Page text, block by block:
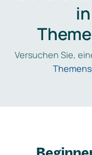
Versuchen Sie,